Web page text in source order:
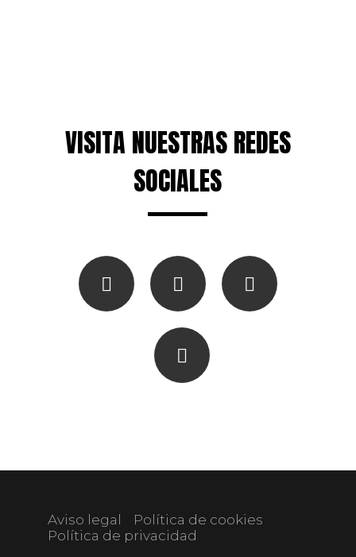
VISITA NUESTRAS REDES
SOCIALES
Aviso legal
Política de cookies
Política de privacidad